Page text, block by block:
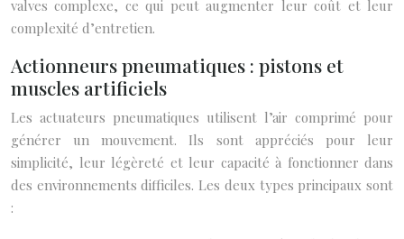
valves complexe, ce qui peut augmenter leur coût et leur
complexité d’entretien.
Actionneurs pneumatiques : pistons et
muscles artificiels
Les actuateurs pneumatiques utilisent l’air comprimé pour
générer un mouvement. Ils sont appréciés pour leur
simplicité, leur légèreté et leur capacité à fonctionner dans
des environnements difficiles. Les deux types principaux sont
: